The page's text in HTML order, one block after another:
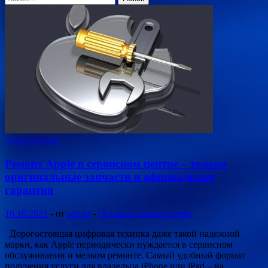
Электроника
Ремонт Apple в сервисном центре – только
оригинальные запчасти и официальная
гарантия
16.10.2021 - от admin - Оставьте комментарий
Дорогостоящая цифровая техника даже такой надежной
марки, как Apple периодически нуждается в сервисном
обслуживании и мелком ремонте. Самый удобный формат